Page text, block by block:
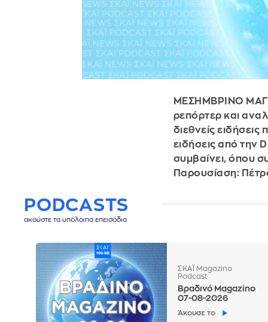
ΜΕΣΗΜΒΡΙΝΟ
ρεπόρτερ και
διεθνείς
ειδήσεις από την
συμβαίνει, όπου
Παρουσίαση:
PODCASTS
ακούστε τα υπόλοιπα επεισόδια
ΣΚΑΪ Magazino
Podcast
Βραδινό Magazino
07-08-2026
Άκουσε το